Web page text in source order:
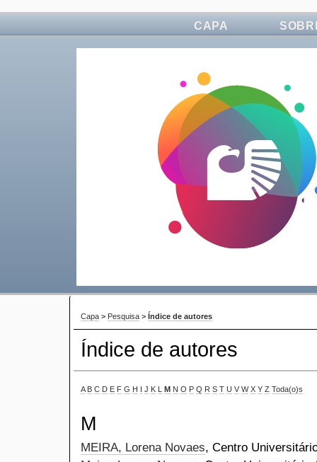
CAPA
Capa > Pesquisa > Índice de autores
Índice de autores
A B C D E F G H I J K L M N O P Q R S T U V W X Y Z Toda(o)s
M
MEIRA, Lorena Novaes, Centro